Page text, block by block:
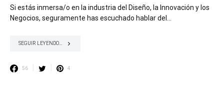
Si estás inmersa/o en la industria del Diseño, la Innovación y los
Negocios, seguramente has escuchado hablar del…
SEGUIR LEYENDO...
56 4